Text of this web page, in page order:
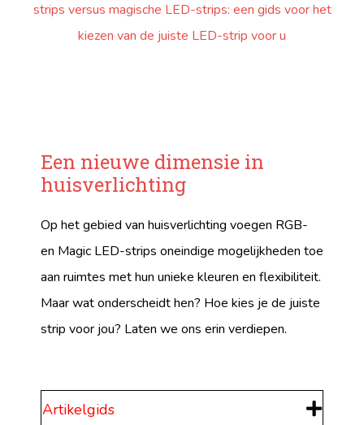
strips versus magische LED-strips: een gids voor het
kiezen van de juiste LED-strip voor u
Een nieuwe dimensie in
huisverlichting
Op het gebied van huisverlichting voegen RGB-
en Magic LED-strips oneindige mogelijkheden toe
aan ruimtes met hun unieke kleuren en flexibiliteit.
Maar wat onderscheidt hen? Hoe kies je de juiste
strip voor jou? Laten we ons erin verdiepen.
Artikelgids